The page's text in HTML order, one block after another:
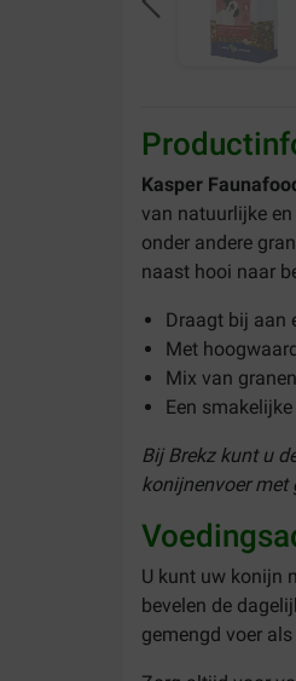
Kasper
van natuurlijke
onder andere
naast hooi naar
Draagt bij aan
Met
Mix van
Een
Bij Brekz kunt u
konijnenvoer met
U kunt uw konijn
bevelen de
gemengd voer